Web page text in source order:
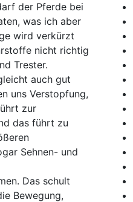
der Pferde bei
was ich aber
wird verkürzt
nicht richtig
Trester.
auch gut
uns Verstopfung,
zur
das führt zu
Sehnen- und
Das schult
Bewegung,